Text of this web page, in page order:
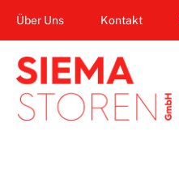
Zum
springen
Über Uns Kontakt